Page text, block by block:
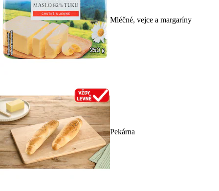
Mléčné, vejce a margaríny
Pekárna